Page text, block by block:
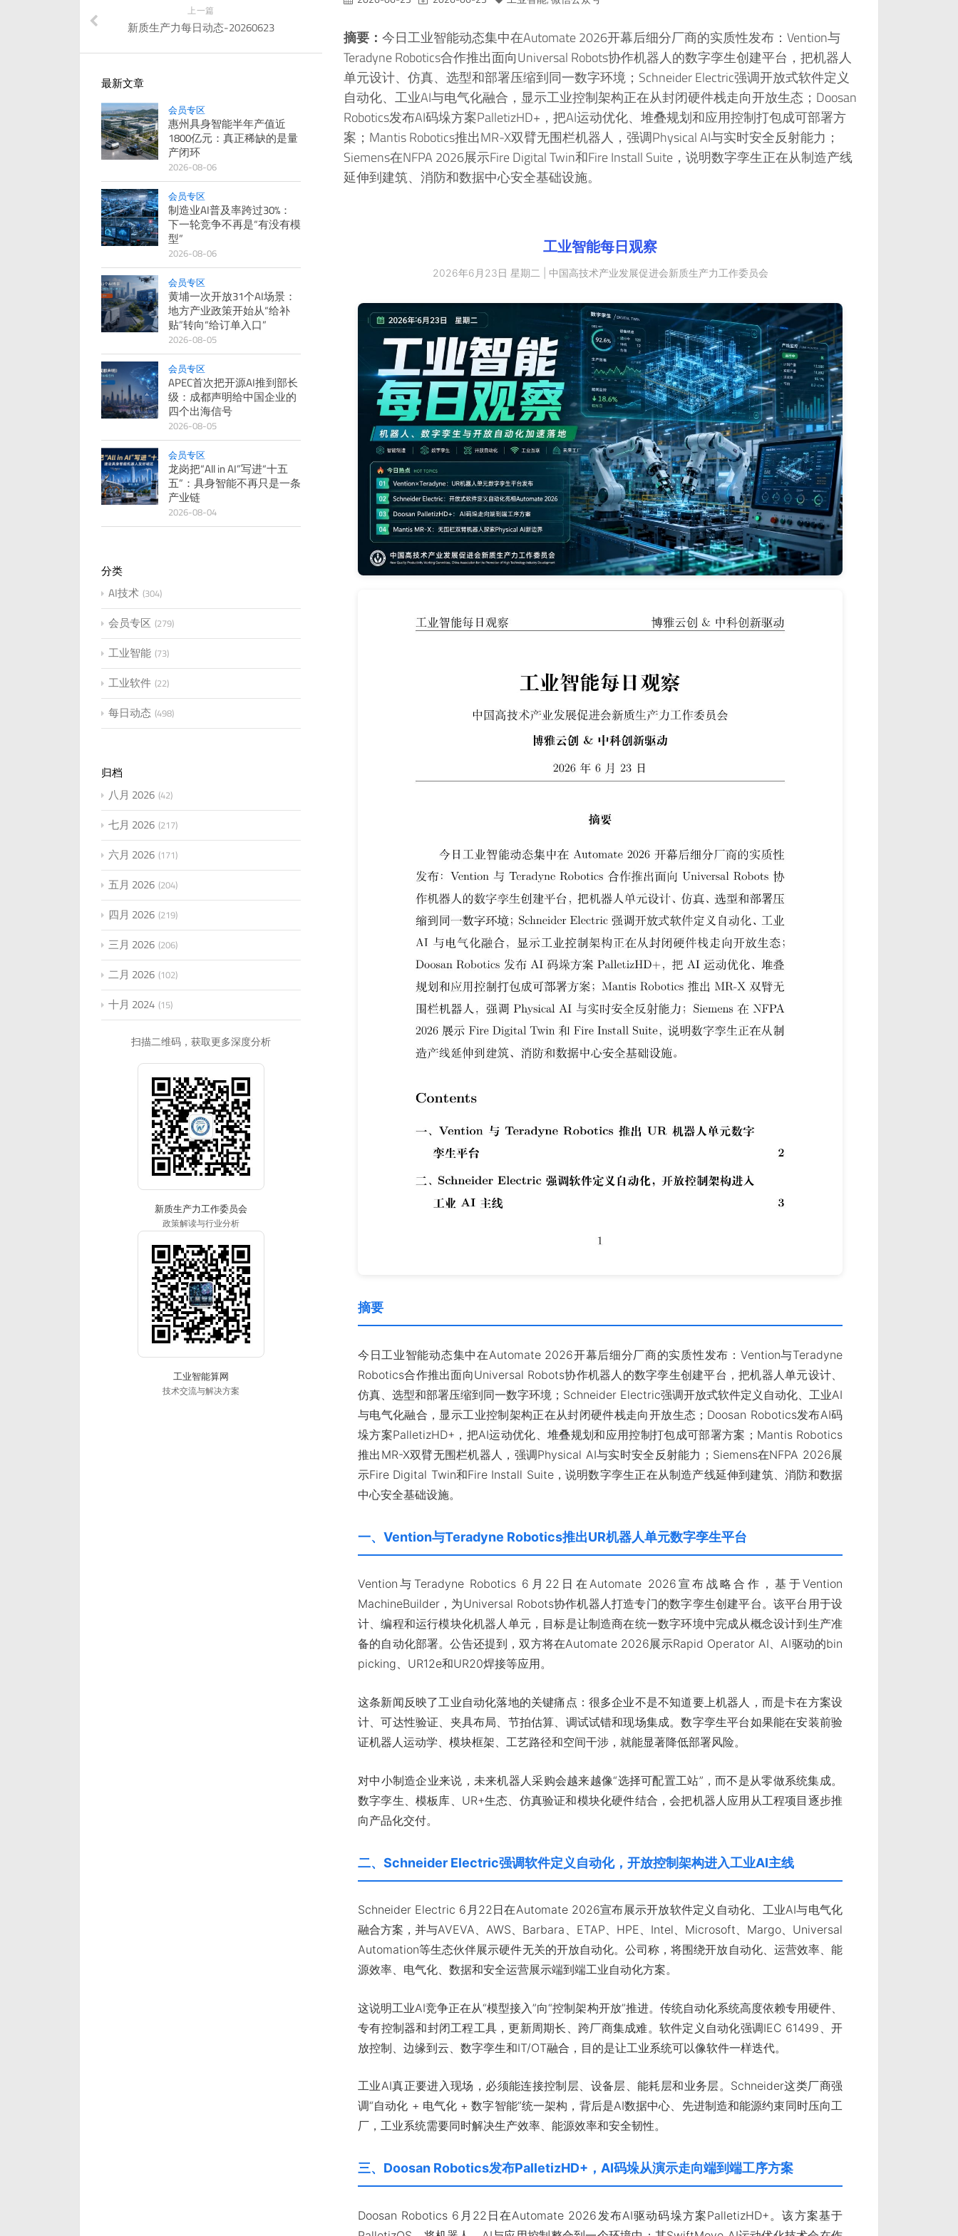
摘要： 今日工业智能动态集中在Automate 2026开幕后细分厂商的实质性发布：Vention与
Teradyne Robotics合作推出面向Universal Robots协作机器人的数字孪生创建平台，把机器人
单元设计、仿真、选型和部署压缩到同一数字环境；Schneider Electric强调开放式软件定义
自动化、工业AI与电气化融合，显示工业控制架构正在从封闭硬件栈走向开放生态；Doosan
Robotics发布AI码垛方案PalletizHD+，把AI运动优化、堆叠规划和应用控制打包成可部署方
案；Mantis Robotics推出MR-X双臂无围栏机器人，强调Physical AI与实时安全反射能力；
Siemens在NFPA 2026展示Fire Digital Twin和Fire Install Suite，说明数字孪生正在从制造产线
延伸到建筑、消防和数据中心安全基础设施。
工业智能每日观察
2026年6月23日 星期二 | 中国高技术产业发展促进会新质生产力工作委员会
摘要
今日工业智能动态集中在Automate 2026开幕后细分厂商的实质性发布：Vention与Teradyne
Robotics合作推出面向Universal Robots协作机器人的数字孪生创建平台，把机器人单元设计、
仿真、选型和部署压缩到同一数字环境；Schneider Electric强调开放式软件定义自动化、工业AI
与电气化融合，显示工业控制架构正在从封闭硬件栈走向开放生态；Doosan Robotics发布AI码
垛方案PalletizHD+，把AI运动优化、堆叠规划和应用控制打包成可部署方案；Mantis Robotics
推出MR-X双臂无围栏机器人，强调Physical AI与实时安全反射能力；Siemens在NFPA 2026展
示Fire Digital Twin和Fire Install Suite，说明数字孪生正在从制造产线延伸到建筑、消防和数据
中心安全基础设施。
一、Vention与Teradyne Robotics推出UR机器人单元数字孪生平台
Vention与Teradyne Robotics 6月22日在Automate 2026宣布战略合作，基于Vention
MachineBuilder，为Universal Robots协作机器人打造专门的数字孪生创建平台。该平台用于设
计、编程和运行模块化机器人单元，目标是让制造商在统一数字环境中完成从概念设计到生产准
备的自动化部署。公告还提到，双方将在Automate 2026展示Rapid Operator AI、AI驱动的bin
picking、UR12e和UR20焊接等应用。
这条新闻反映了工业自动化落地的关键痛点：很多企业不是不知道要上机器人，而是卡在方案设
计、可达性验证、夹具布局、节拍估算、调试试错和现场集成。数字孪生平台如果能在安装前验
证机器人运动学、模块框架、工艺路径和空间干涉，就能显著降低部署风险。
对中小制造企业来说，未来机器人采购会越来越像“选择可配置工站”，而不是从零做系统集成。
数字孪生、模板库、UR+生态、仿真验证和模块化硬件结合，会把机器人应用从工程项目逐步推
向产品化交付。
二、Schneider Electric强调软件定义自动化，开放控制架构进入工业AI主线
Schneider Electric 6月22日在Automate 2026宣布展示开放软件定义自动化、工业AI与电气化
融合方案，并与AVEVA、AWS、Barbara、ETAP、HPE、Intel、Microsoft、Margo、Universal
Automation等生态伙伴展示硬件无关的开放自动化。公司称，将围绕开放自动化、运营效率、能
源效率、电气化、数据和安全运营展示端到端工业自动化方案。
这说明工业AI竞争正在从“模型接入”向“控制架构开放”推进。传统自动化系统高度依赖专用硬件、
专有控制器和封闭工程工具，更新周期长、跨厂商集成难。软件定义自动化强调IEC 61499、开
放控制、边缘到云、数字孪生和IT/OT融合，目的是让工业系统可以像软件一样迭代。
工业AI真正要进入现场，必须能连接控制层、设备层、能耗层和业务层。Schneider这类厂商强
调“自动化 + 电气化 + 数字智能”统一架构，背后是AI数据中心、先进制造和能源约束同时压向工
厂，工业系统需要同时解决生产效率、能源效率和安全韧性。
三、Doosan Robotics发布PalletizHD+，AI码垛从演示走向端到端工序方案
Doosan Robotics 6月22日在Automate 2026发布AI驱动码垛方案PalletizHD+。该方案基于
上一篇
新质生产力每日动态-20260623
最新文章
会员专区
惠州具身智能半年产值近
1800亿元：真正稀缺的是量
产闭环
2026-08-06
会员专区
制造业AI普及率跨过30%：
下一轮竞争不再是“有没有模
型”
2026-08-06
会员专区
黄埔一次开放31个AI场景：
地方产业政策开始从“给补
贴”转向“给订单入口”
2026-08-05
会员专区
APEC首次把开源AI推到部长
级：成都声明给中国企业的
四个出海信号
2026-08-05
会员专区
龙岗把“All in AI”写进“十五
五”：具身智能不再只是一条
产业链
2026-08-04
分类
AI技术 304
会员专区 279
工业智能 73
工业软件 22
每日动态 498
归档
八月 2026 42
七月 2026 217
六月 2026 171
五月 2026 204
四月 2026 219
三月 2026 206
二月 2026 102
十月 2024 15
扫描二维码，获取更多深度分析
新质生产力工作委员会
政策解读与行业分析
工业智能算网
技术交流与解决方案